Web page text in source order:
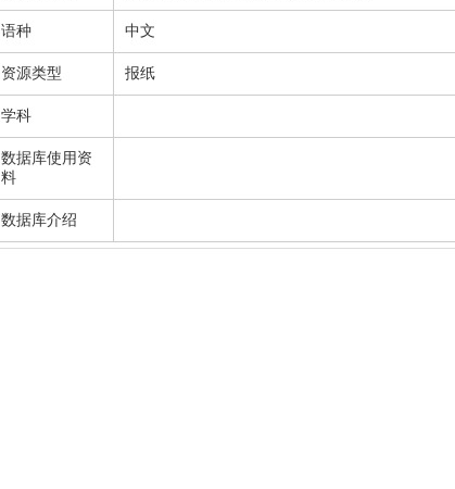
语种 中文
资源类型 报纸
学科
数据库使用资
料
数据库介绍